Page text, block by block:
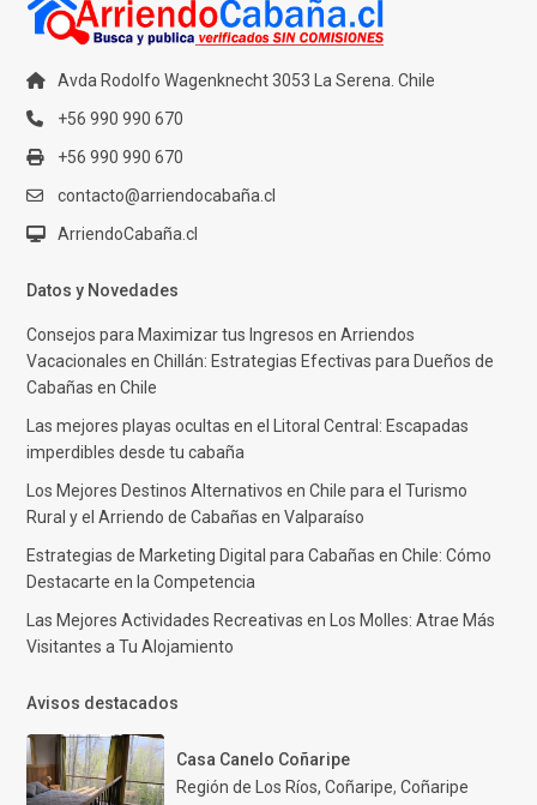
Avda Rodolfo Wagenknecht 3053 La Serena. Chile
+56 990 990 670
+56 990 990 670
contacto@arriendocabaña.cl
ArriendoCabaña.cl
Datos y Novedades
Consejos para Maximizar tus Ingresos en Arriendos
Vacacionales en Chillán: Estrategias Efectivas para Dueños de
Cabañas en Chile
Las mejores playas ocultas en el Litoral Central: Escapadas
imperdibles desde tu cabaña
Los Mejores Destinos Alternativos en Chile para el Turismo
Rural y el Arriendo de Cabañas en Valparaíso
Estrategias de Marketing Digital para Cabañas en Chile: Cómo
Destacarte en la Competencia
Las Mejores Actividades Recreativas en Los Molles: Atrae Más
Visitantes a Tu Alojamiento
Avisos destacados
Casa Canelo Coñaripe
Región de Los Ríos, Coñaripe, Coñaripe